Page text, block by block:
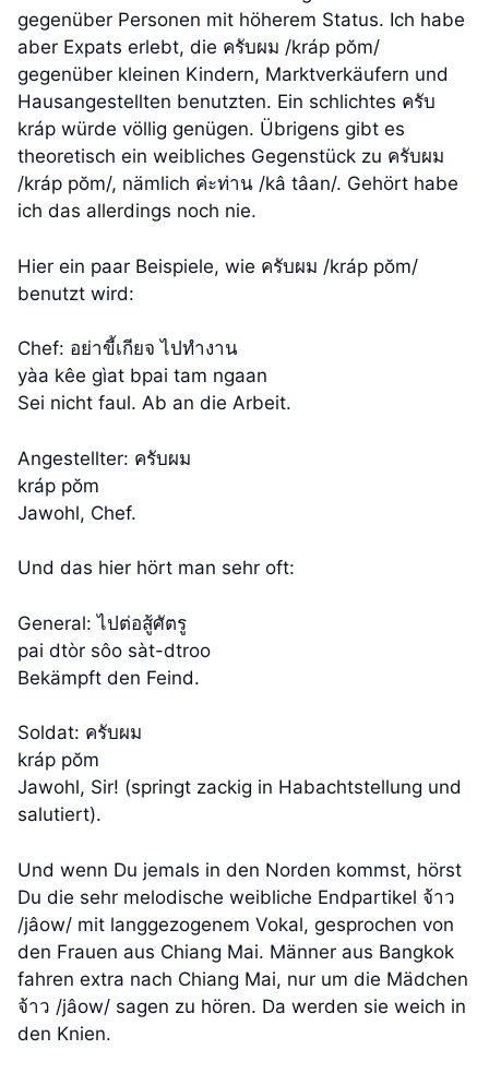
gegenüber Personen mit höherem Status. Ich habe
aber Expats erlebt, die ครับผม /kráp pŏm/
gegenüber kleinen Kindern, Marktverkäufern und
Hausangestellten benutzten. Ein schlichtes ครับ
kráp würde völlig genügen. Übrigens gibt es
theoretisch ein weibliches Gegenstück zu ครับผม
/kráp pŏm/, nämlich ค่ะท่าน /kâ tâan/. Gehört habe
ich das allerdings noch nie.
Hier ein paar Beispiele, wie ครับผม /kráp pŏm/
benutzt wird:
Chef: อย่าขี้เกียจ ไปทำงาน
yàa kêe gìat bpai tam ngaan
Sei nicht faul. Ab an die Arbeit.
Angestellter: ครับผม
kráp pŏm
Jawohl, Chef.
Und das hier hört man sehr oft:
General: ไปต่อสู้ศัตรู
pai dtòr sôo sàt-dtroo
Bekämpft den Feind.
Soldat: ครับผม
kráp pŏm
Jawohl, Sir! (springt zackig in Habachtstellung und
salutiert).
Und wenn Du jemals in den Norden kommst, hörst
Du die sehr melodische weibliche Endpartikel จ้าว
/jâow/ mit langgezogenem Vokal, gesprochen von
den Frauen aus Chiang Mai. Männer aus Bangkok
fahren extra nach Chiang Mai, nur um die Mädchen
จ้าว /jâow/ sagen zu hören. Da werden sie weich in
den Knien.